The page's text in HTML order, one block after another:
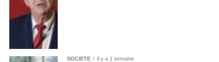
SOCIÉTÉ Il y a 1 semaine